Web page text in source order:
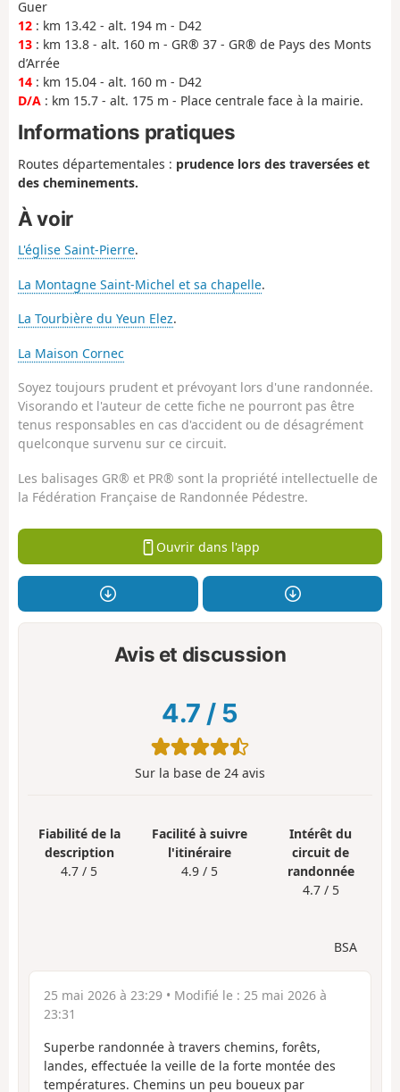
Guer
12 : km 13.42 - alt. 194 m - D42
13 : km 13.8 - alt. 160 m - GR® 37 - GR® de Pays des Monts
d’Arrée
14 : km 15.04 - alt. 160 m - D42
D/A : km 15.7 - alt. 175 m - Place centrale face à la mairie.
Informations pratiques
Routes départementales : prudence lors des traversées et
des cheminements.
À voir
L'église Saint-Pierre.
La Montagne Saint-Michel et sa chapelle.
La Tourbière du Yeun Elez.
La Maison Cornec
Soyez toujours prudent et prévoyant lors d'une randonnée.
Visorando et l'auteur de cette fiche ne pourront pas être
tenus responsables en cas d'accident ou de désagrément
quelconque survenu sur ce circuit.
Les balisages GR® et PR® sont la propriété intellectuelle de
la Fédération Française de Randonnée Pédestre.
Ouvrir dans l'app
Avis et discussion
4.7 / 5
Sur la base de 24 avis
Fiabilité de la
description
4.7 / 5
Facilité à suivre
l'itinéraire
4.9 / 5
Intérêt du
circuit de
randonnée
4.7 / 5
BSA
25 mai 2026 à 23:29 • Modifié le : 25 mai 2026 à
23:31
Superbe randonnée à travers chemins, forêts,
landes, effectuée la veille de la forte montée des
températures. Chemins un peu boueux par